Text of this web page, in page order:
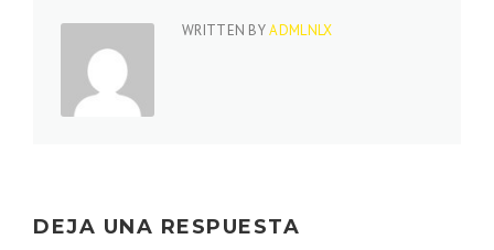
WRITTEN BYADMLNLX
DEJA UNA RESPUESTA